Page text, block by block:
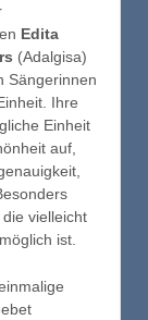
Edita
(Adalgisa)
Sängerinnen
Ihre
Einheit
auf,
vielleicht
ist.
einmalige